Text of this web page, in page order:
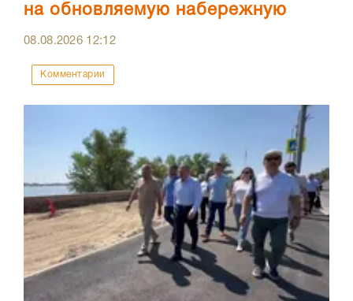
на обновляемую набережную
08.08.2026 12:12
Комментарии